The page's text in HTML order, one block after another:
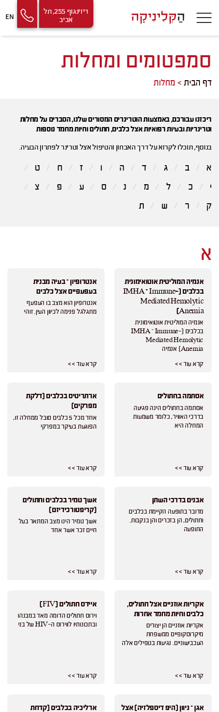
to
Us
דיזינגוף 255, תל
אביב
EN
סמפטומים ומחלות
דף הבית > מחלות
ריכזנו עבורכם, באמצעות הוטרינרים המסורים שלנו, הסברים על מחלות
וטרינריות ובעיות רפואיות אצל כלבים, חתולים וחיות מחמד נוספות
בנוסף, תוכלו לקרוא על דרך האבחון והטיפול אצל וטרינר לפתרון הבעיה.
א ב ג ד ה ו ז ח
ט
י
כ ל מ נ ס ע פ
צ
ק
ר ש ת
א
אנמיה המוליטית אוטואימונית
בכלבים (IMHA – Immune-
Mediated Hemolytic
Anemia)
אנמיה המוליטית אוטואימונית
בכלבים (IMHA – Immune-
Mediated Hemolytic
Anemia) אנמיה
קרא עוד > >
אנטרופיון – בעיה מבנית
בעפעפיים אצל כלבים
אנטרופיון הוא מצב בו העפעף
מתגלגל פנימה לכיוון העין. זוהי
קרא עוד > >
אסתמה בחתולים
אסתמה בחתולים הינה פגיעה
בדרכי האוויר, כלומר משמעות
המחלה היא
קרא עוד > >
ארתריטיס בכלבים (דלקת
מפרקים)
אחד מכל 5 כלבים סובל ממחלה זו,
הפוגעת בעיקר במפרקי
קרא עוד > >
אבנים בדרכי השתן
מדובר בתופעה הקיימת בכלבים
וחתולים, הן בזכרים והן בנקבות.
התופעה
קרא עוד > >
אשך טמיר בכלבים וחתולים
(קריפטורכידיזם)
אשך טמיר הינו מצב המתאר בעל
חיים זכר אשר אחד
קרא עוד > >
אקריות אוזניים אצל חתולים,
כלבים וחיות מחמד אחרות
אקריות אוזניים הן יצורים
מיקרוסקופיים ממשפחת
העכבישוניים. נגיעות בטפילים אלה
קרא עוד > >
איידס חתולים (FIV)
וירוס חתולים הדומה מאד במבנהו
ובתכונותיו לווירוס ה-HIV של בני
קרא עוד > >
אגן – ניוון (היפ דיספלזיה) אצל
ארליכיה בכלבים (קדחת